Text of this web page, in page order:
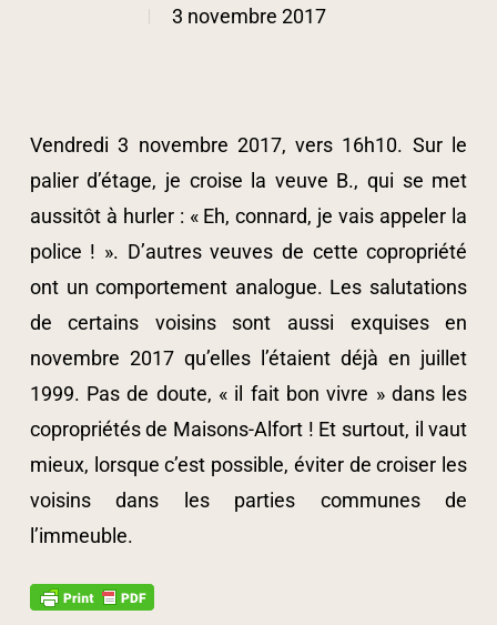
3 novembre 2017
Vendredi 3 novembre 2017, vers 16h10. Sur le
palier d’étage, je croise la veuve B., qui se met
aussitôt à hurler : « Eh, connard, je vais appeler la
police ! ». D’autres veuves de cette copropriété
ont un comportement analogue. Les salutations
de certains voisins sont aussi exquises en
novembre 2017 qu’elles l’étaient déjà en juillet
1999. Pas de doute, « il fait bon vivre » dans les
copropriétés de Maisons-Alfort ! Et surtout, il vaut
mieux, lorsque c’est possible, éviter de croiser les
voisins dans les parties communes de
l’immeuble.